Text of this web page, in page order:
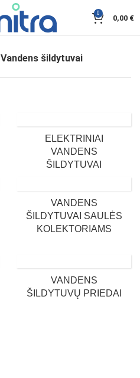
0
0,00 €
Vandens šildytuvai
ELEKTRINIAI
VANDENS
ŠILDYTUVAI
VANDENS
ŠILDYTUVAI SAULĖS
KOLEKTORIAMS
VANDENS
ŠILDYTUVŲ PRIEDAI